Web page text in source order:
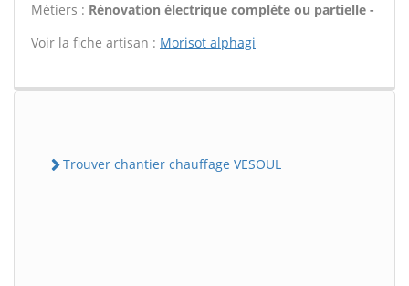
Métiers : Rénovation électrique complète ou partielle -
Voir la fiche artisan : Morisot alphagi
Trouver chantier chauffage VESOUL